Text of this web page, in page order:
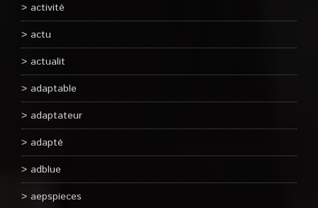
activité
actu
actualit
adaptable
adaptateur
adapté
adblue
aepspieces